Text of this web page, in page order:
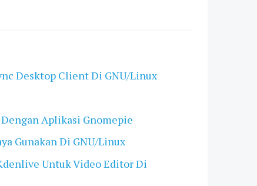
Desktop Client Di GNU/Linux
Aplikasi Gnomepie
Gunakan Di GNU/Linux
Untuk Video Editor Di